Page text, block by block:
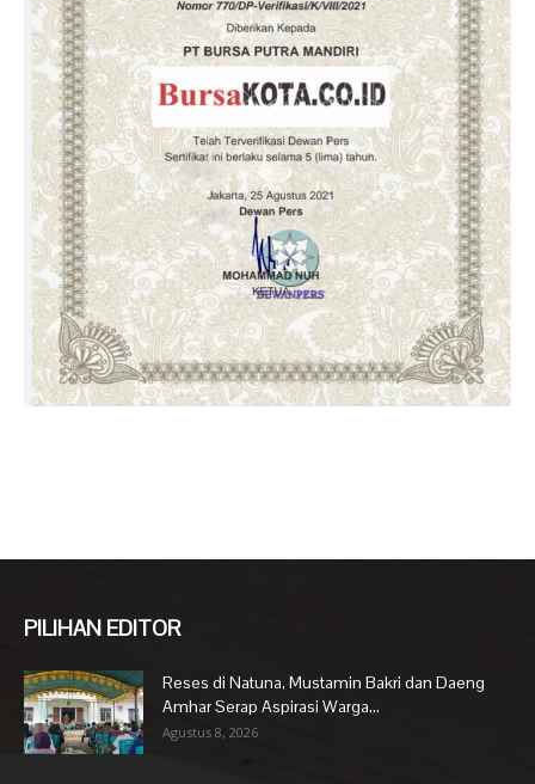
PILIHAN EDITOR
Reses di Natuna, Mustamin Bakri dan Daeng
Amhar Serap Aspirasi Warga...
Agustus 8, 2026